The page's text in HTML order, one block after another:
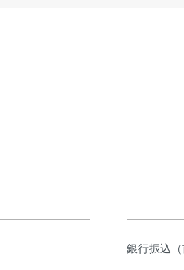
銀行振込（